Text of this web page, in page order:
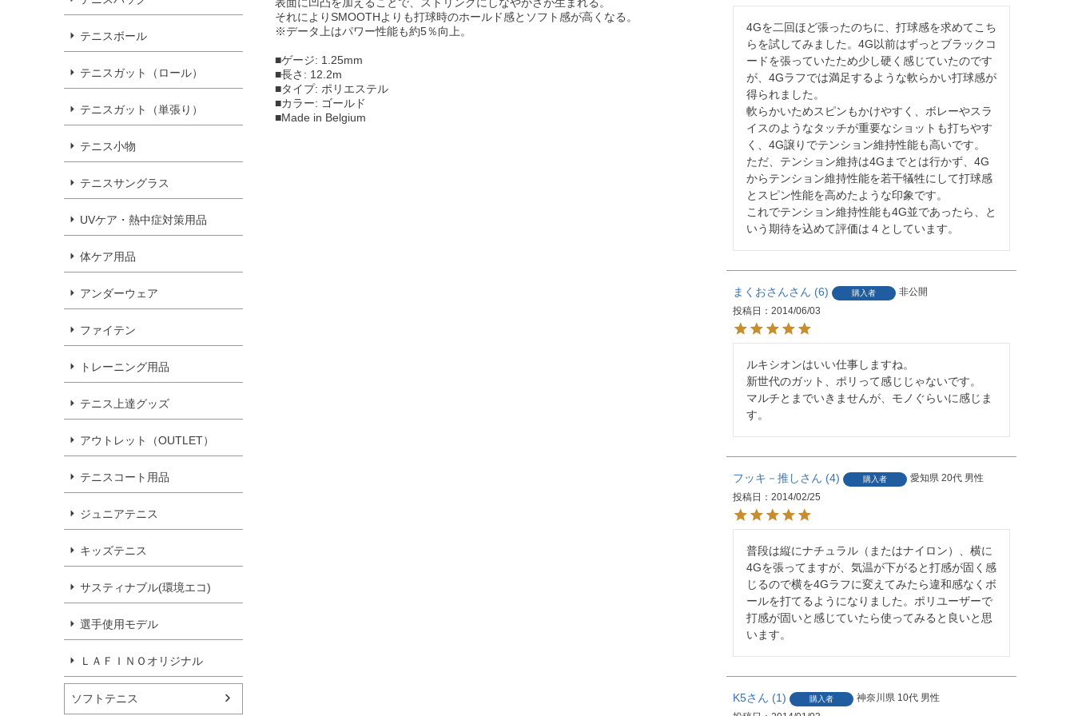
テニスボール
テニスガット（ロール）
テニスガット（単張り）
テニス小物
テニスサングラス
UVケア・熱中症対策用品
体ケア用品
アンダーウェア
ファイテン
トレーニング用品
テニス上達グッズ
アウトレット（OUTLET）
テニスコート用品
ジュニアテニス
キッズテニス
サスティナブル(環境エコ)
選手使用モデル
ＬＡＦＩＮＯオリジナル
ソフトテニス
それによりSMOOTHよりも打球時のホールド感とソフト感が高くなる。
※データ上はパワー性能も約5％向上。
■ゲージ: 1.25mm
■長さ: 12.2m
■タイプ: ポリエステル
■カラー: ゴールド
■Made in Belgium
4Gを二回ほど張ったのちに、打球感を求めてこち
らを試してみました。4G以前はずっとブラックコ
ードを張っていたため少し硬く感じていたのです
が、4Gラフでは満足するような軟らかい打球感が
得られました。
軟らかいためスピンもかけやすく、ボレーやスラ
イスのようなタッチが重要なショットも打ちやす
く、4G譲りでテンション維持性能も高いです。
ただ、テンション維持は4Gまでとは行かず、4G
からテンション維持性能を若干犠牲にして打球感
とスピン性能を高めたような印象です。
これでテンション維持性能も4G並であったら、と
いう期待を込めて評価は４としています。
まくおさん 6 購入者
非公開
投稿日
2014/06/03
ルキシオンはいい仕事しますね。
新世代のガット、ポリって感じじゃないです。
マルチとまでいきませんが、モノぐらいに感じま
す。
フッキ－推し 4 購入者 愛知県 20代 男性
投稿日
2014/02/25
普段は縦にナチュラル（またはナイロン）、横に
4Gを張ってますが、気温が下がると打感が固く感
じるので横を4Gラフに変えてみたら違和感なくボ
ールを打てるようになりました。ポリユーザーで
打感が固いと感じていたら使ってみると良いと思
います。
K5 1 購入者 神奈川県 10代 男性